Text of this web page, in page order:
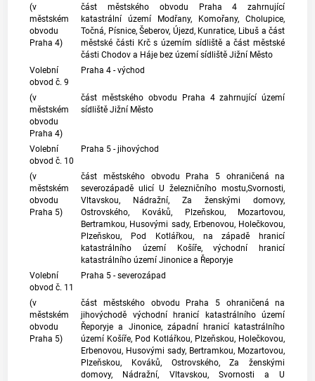
(v
městském
obvodu
Praha 4)
část městského obvodu Praha 4 zahrnující
katastrální území Modřany, Komořany, Cholupice,
Točná, Písnice, Šeberov, Újezd, Kunratice, Libuš a část
městské části Krč s územím sídliště a část městské
části Chodov a Háje bez území sídliště Jižní Město
Volební
obvod č. 9
Praha 4 - východ
(v
městském
obvodu
Praha 4)
část městského obvodu Praha 4 zahrnující území
sídliště Jižní Město
Volební
obvod č. 10
Praha 5 - jihovýchod
(v
městském
obvodu
Praha 5)
část městského obvodu Praha 5 ohraničená na
severozápadě ulicí U železničního mostu,Svornosti,
Vltavskou, Nádražní, Za ženskými domovy,
Ostrovského, Kováků, Plzeňskou, Mozartovou,
Bertramkou, Husovými sady, Erbenovou, Holečkovou,
Plzeňskou, Pod Kotlářkou, na západě hranicí
katastrálního územíKošíře, východní hranicí
katastrálního území Jinonice a Řeporyje
Volební
obvod č. 11
Praha 5 - severozápad
(v
městském
obvodu
Praha 5)
část městského obvodu Praha 5 ohraničená na
jihovýchodě východní hranicí
katastrálního území
Řeporyje a Jinonice, západní hranicí
katastrálního
území Košíře, Pod Kotlářkou, Plzeňskou, Holečkovou,
Erbenovou, Husovými sady, Bertramkou, Mozartovou,
Plzeňskou, Kováků, Ostrovského, Za ženskými
domovy, Nádražní, Vltavskou, Svornosti a U